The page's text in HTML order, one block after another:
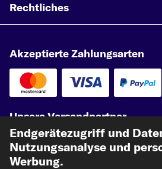
Rechtliches
Akzeptierte Zahlungsarten
Unsere Versandpartner
Endgerätezugriff und
Nutzungsanalyse und
Werbung.